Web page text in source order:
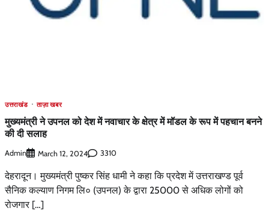
उत्तराखंड ताज़ा खबर
मुख्यमंत्री ने उपनल को देश में नवाचार के क्षेत्र में मॉडल के रूप में पहचान बनने
की दी सलाह
Admin March 12, 2024 3310
देहरादून। मुख्यमंत्री पुष्कर सिंह धामी ने कहा कि प्रदेश में उत्तराखण्ड पूर्व
सैनिक कल्याण निगम लि० (उपनल) के द्वारा 25000 से अधिक लोगों को
रोजगार […]